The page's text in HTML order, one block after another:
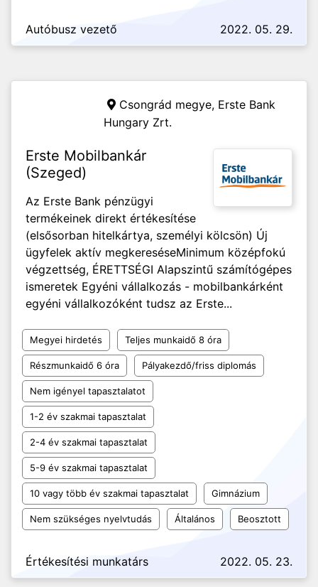
Autóbusz vezető 2022. 05. 29.
Csongrád megye, Erste Bank
Hungary Zrt.
Erste Mobilbankár
(Szeged)
Az Erste Bank pénzügyi
termékeinek direkt értékesítése
(elsősorban hitelkártya, személyi kölcsön) Új
ügyfelek aktív megkeresése ​​​​​​Minimum középfokú
végzettség, ÉRETTSÉGI Alapszintű számítógépes
ismeretek Egyéni vállalkozás - mobilbankárként
egyéni vállalkozóként tudsz az Erste...
Megyei hirdetés Teljes munkaidő 8 óra
Részmunkaidő 6 óra Pályakezdő/friss diplomás
Nem igényel tapasztalatot
1-2 év szakmai tapasztalat
2-4 év szakmai tapasztalat
5-9 év szakmai tapasztalat
10 vagy több év szakmai tapasztalat Gimnázium
Nem szükséges nyelvtudás Általános Beosztott
Értékesítési munkatárs 2022. 05. 23.